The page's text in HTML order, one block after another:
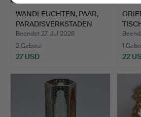
WANDLEUCHTEN, PAAR,
PARADISVERKSTADEN
ÖLAN…
Beendet 27. Jul 2026
2 Gebote
27 USD
1
22